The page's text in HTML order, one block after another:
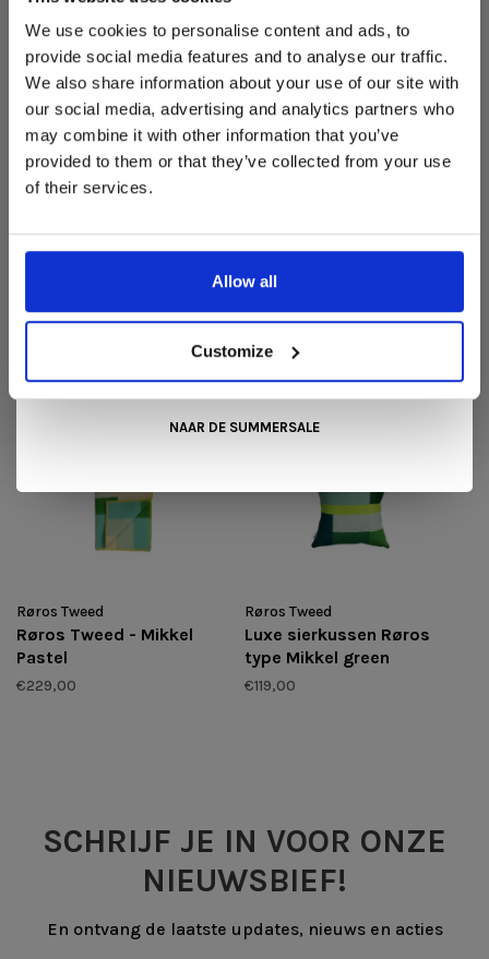
We use cookies to personalise content and ads, to
provide social media features and to analyse our traffic.
We also share information about your use of our site with
our social media, advertising and analytics partners who
may combine it with other information that you’ve
provided to them or that they’ve collected from your use
of their services.
Allow all
Customize
REVIEWS
• • • • •
0 sterren op basis van 0 beoordelingen
GERELATEERDE PRODUCTEN
BACK TO HOME
Røros Tweed
Røros Tweed - Mikkel
Pastel
€229,00
Røros Tweed
Luxe sierkussen Røros
type Mikkel green
€119,00
SCHRIJF JE IN VOOR ONZE
NIEUWSBIEF!
En ontvang de laatste updates, nieuws en acties
In onze showroom vind je een uitgebreide selectie
designmeubelen van gerenommeerde Nederlandse en Europese
merken. Onder andere showroommodellen vanHarvink ,
Gelderland,Swedese,Sculptures JeuxenArtisanzijn nu extra
voordelig verkrijgbaar. Profiteer van unieke aanbiedingen zolang
de voorraad strekt!
Liever nieuw bestellen? Ook dan krijgt u een vriendelijke
designmeubel geheel naar wens samen te stellen, met de
mag verwachten.
Kom langs in onze showroom, doe inspiratie op en ontdek de
mooiste aanbiedingen tijdens de
Summer Sale van Snip
. De koffie of thee staat voor je klaar!
NAAR DE SUMMERSALE